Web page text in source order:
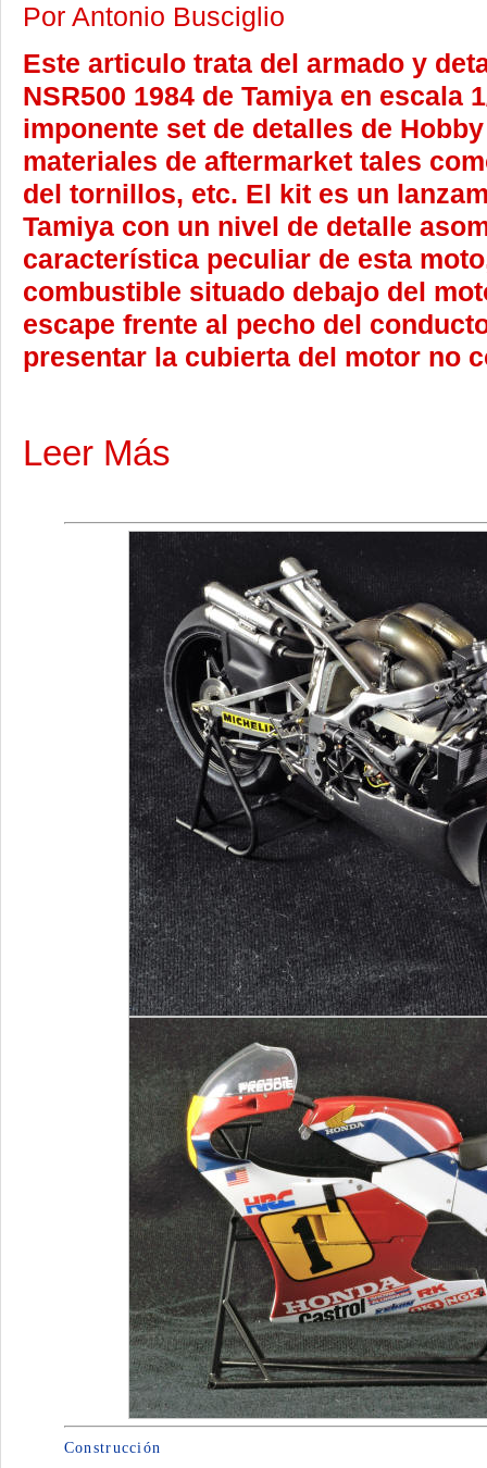
Por Antonio Busciglio
Este articulo trata del armado y
NSR500 1984 de Tamiya en escala
imponente set de detalles de
materiales de aftermarket tales
del tornillos, etc. El kit es un
Tamiya con un nivel de detalle
característica peculiar de esta
combustible situado debajo del
escape frente al pecho del
presentar la cubierta del motor no
Leer Más
Construcción